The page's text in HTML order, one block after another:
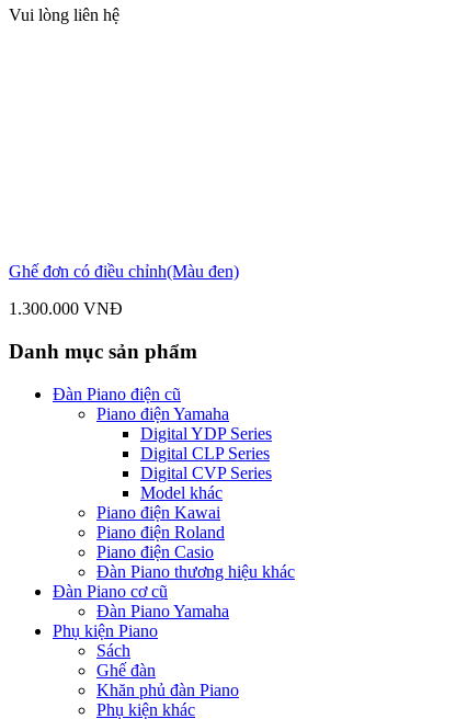
Vui lòng liên hệ
Ghế đơn có điều chỉnh(Màu đen)
1.300.000 VNĐ
Danh mục sản phẩm
Đàn Piano điện cũ
Piano điện Yamaha
Digital YDP Series
Digital CLP Series
Digital CVP Series
Model khác
Piano điện Kawai
Piano điện Roland
Piano điện Casio
Đàn Piano thương hiệu khác
Đàn Piano cơ cũ
Đàn Piano Yamaha
Phụ kiện Piano
Sách
Ghế đàn
Khăn phủ đàn Piano
Phụ kiện khác